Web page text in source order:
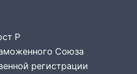
Р
Союза
регистрации